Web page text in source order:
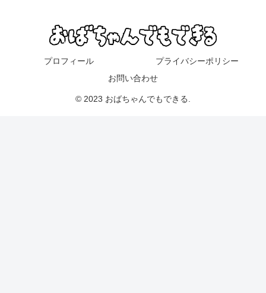
プロフィール
プライバシーポリシー
お問い合わせ
© 2023 おばちゃんでもできる.